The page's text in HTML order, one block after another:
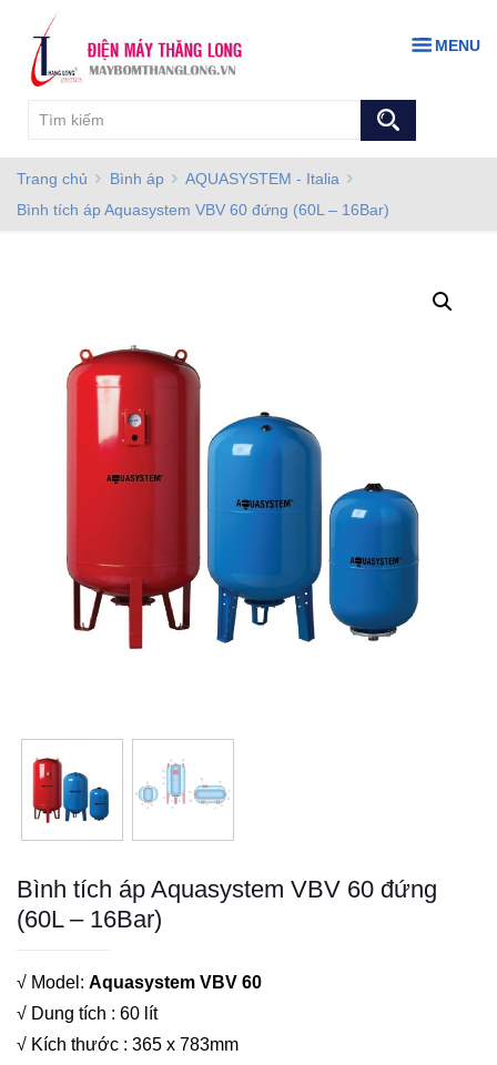
MENU
Trang chủ Bình áp
AQUASYSTEM - Italia
Bình tích áp Aquasystem VBV 60 đứng (60L – 16Bar)
Bình tích áp Aquasystem VBV 60 đứng
(60L – 16Bar)
√ Model: Aquasystem VBV 60
√ Dung tích : 60 lít
√ Kích thước : 365 x 783mm